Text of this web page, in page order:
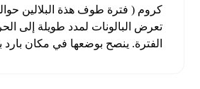
تعرض البالونات لمدد طويلة إلى
الفترة. ينصح بوضعها في مكان بارد